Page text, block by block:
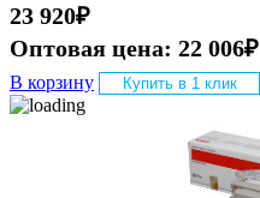
23 920₽
Оптовая цена: 22 006₽
В корзину Купить в 1 клик